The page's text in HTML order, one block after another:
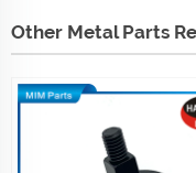
Other Metal Parts